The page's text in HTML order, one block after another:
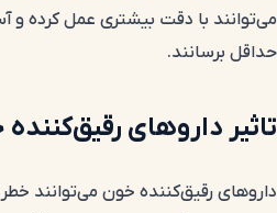
می‌توانند با دقت بیشتری عمل کرده و
حداقل برسانند.
تاثیر داروهای
داروهای رقیق‌کننده خون می‌توانند